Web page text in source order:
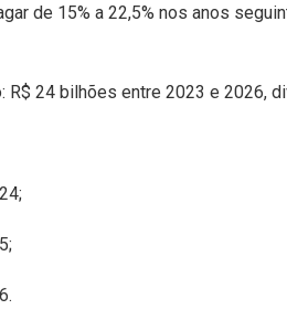
de 15% a 22,5% nos anos
24 bilhões entre 2023 e 2026,